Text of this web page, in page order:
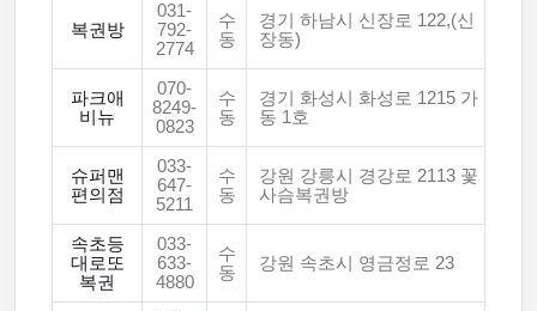
복권방
031-
792-
2774
수
동
경기 하남시 신장로 122,(신
장동)
파크애
비뉴
070-
8249-
0823
수
동
경기 화성시 화성로 1215 가
동 1호
슈퍼맨
편의점
033-
647-
5211
수
동
강원 강릉시 경강로 2113 꽃
사슴복권방
속초등
대로또
복권
033-
633-
4880
수
동
강원 속초시 영금정로 23